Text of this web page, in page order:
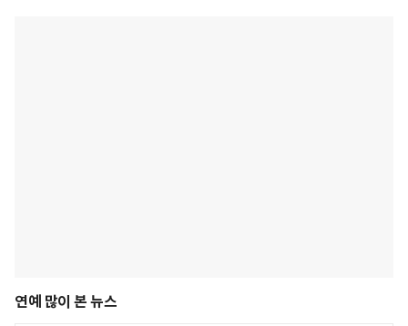
연예 많이 본 뉴스